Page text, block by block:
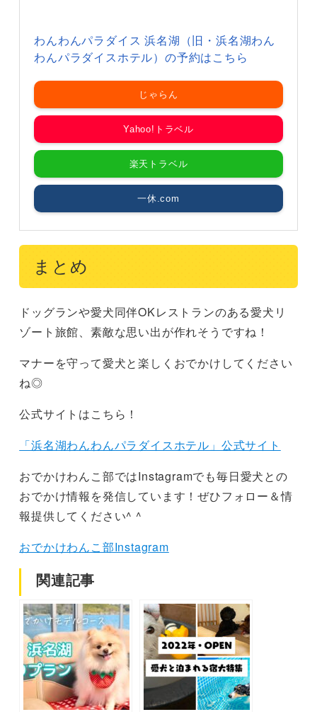
わんわんパラダイス 浜名湖（旧・浜名湖わん
わんパラダイスホテル）の予約はこちら
じゃらん
Yahoo!トラベル
楽天トラベル
一休.com
まとめ
ドッグランや愛犬同伴OKレストランのある愛犬リ
ゾート旅館、素敵な思い出が作れそうですね！
マナーを守って愛犬と楽しくおでかけしてください
ね◎
公式サイトはこちら！
「浜名湖わんわんパラダイスホテル」公式サイト
おでかけわんこ部ではInstagramでも毎日愛犬との
おでかけ情報を発信しています！ぜひフォロー＆情
報提供してください^ ^
おでかけわんこ部Instagram
関連記事